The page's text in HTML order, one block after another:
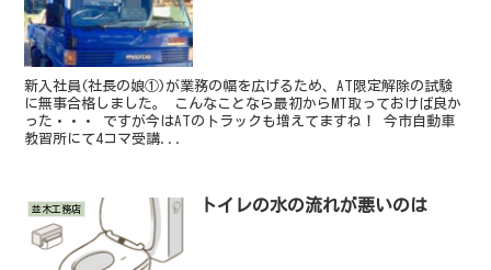
新入社員(社長の娘①)が業務の幅を広げるため、AT限定解除の試験
に無事合格しました。 こんなことなら最初からMT取っておけば良か
った・・・ ですが今はATのトラックも増えてますね！ 今市自動車
教習所にて4コマ受講...
並木工務店 トイレの水の流れが悪いのは